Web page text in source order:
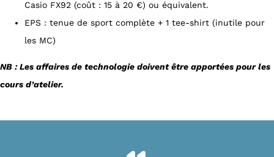
Casio FX92 (coût : 15 à 20 €) ou équivalent.
EPS : tenue de sport complète + 1 tee-shirt (inutile pour
les MC)
NB : Les affaires de technologie doivent être apportées pour les
cours d’atelier.